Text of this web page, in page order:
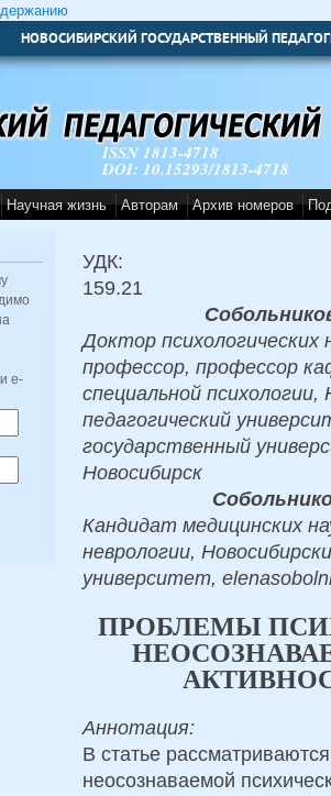
НОВОСИБИРСКИЙ ГОСУДАРСТВЕННЫЙ
ISSN 1813-4718
DOI: 10.15293/1813-4718
Научная жизнь Авторам Архив номеров
e-
УДК:
159.21
Доктор психологических
профессор, профессор
специальной
педагогический
государственный
Новосибирск
Кандидат медицинских
неврологии,
университет,
ПРОБЛЕМЫ
Аннотация:
В статье
неосознаваемой